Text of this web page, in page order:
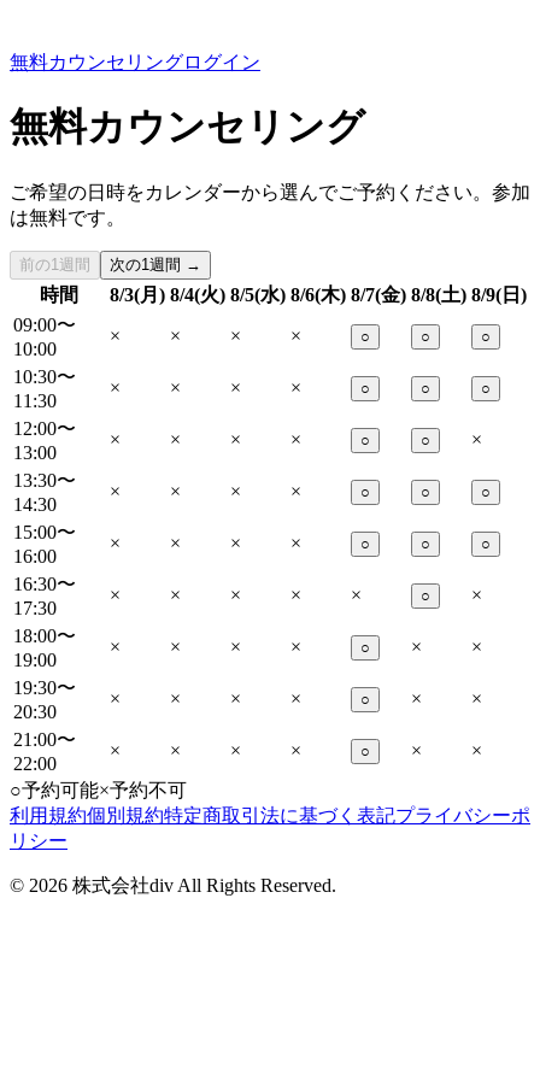
無料カウンセリングログイン
無料カウンセリング
ご希望の日時をカレンダーから選んでご予約ください。参加
は無料です。
前の1週間 次の1週間 →
時間 8/3(月) 8/4(火) 8/5(水) 8/6(木) 8/7(金) 8/8(土) 8/9(日)
09:00〜
10:00
× × × × ○ ○ ○
10:30〜
11:30
× × × × ○ ○ ○
12:00〜
13:00
× × × × ○ ○
×
13:30〜
14:30
× × × × ○ ○ ○
15:00〜
16:00
× × × × ○ ○ ○
16:30〜
17:30
× × × × × ○
×
18:00〜
19:00
× × × × ○ ×
×
19:30〜
20:30
× × × × ○ ×
×
21:00〜
22:00
× × × × ○ ×
×
○予約可能×予約不可
利用規約個別規約特定商取引法に基づく表記プライバシーポ
リシー
© 2026 株式会社div All Rights Reserved.